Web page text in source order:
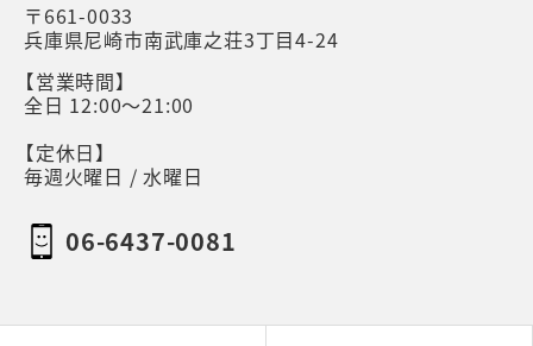
〒661-0033
兵庫県尼崎市南武庫之荘3丁目4-24
【営業時間】
全日 12:00～21:00
【定休日】
毎週火曜日 / 水曜日
06-6437-0081